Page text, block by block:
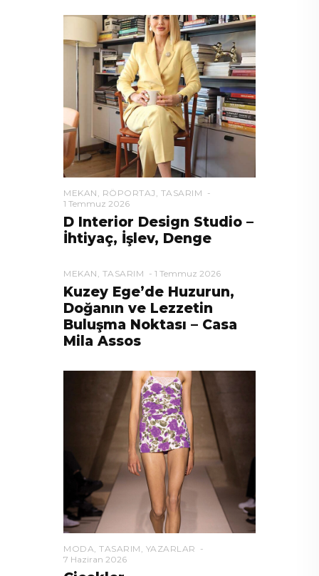
MEKAN , RÖPORTAJ , TASARIM
1 Temmuz 2026
D Interior Design Studio –
İhtiyaç, İşlev, Denge
MEKAN TASARIM 1 Temmuz 2026
Kuzey Ege’de Huzurun,
Doğanın ve Lezzetin
Buluşma Noktası – Casa
Mila Assos
MODA, TASARIM , YAZARLAR
7 Haziran 2026